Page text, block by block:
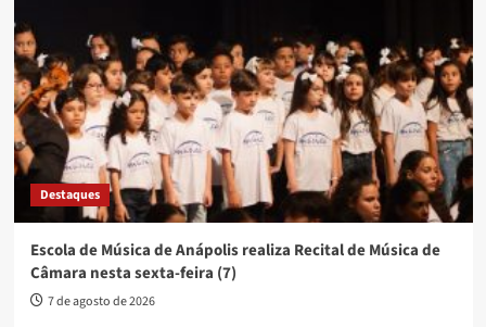
Destaques
Escola de Música de Anápolis realiza Recital de Música de
Câmara nesta sexta-feira (7)
7 de agosto de 2026